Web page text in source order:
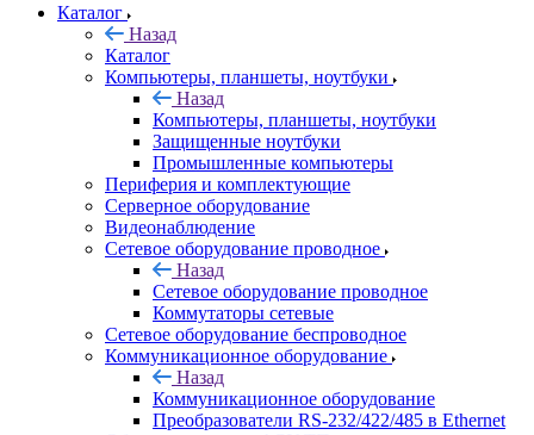
Каталог
Назад
Каталог
Компьютеры, планшеты, ноутбуки
Назад
Компьютеры, планшеты, ноутбуки
Защищенные ноутбуки
Промышленные компьютеры
Периферия и комплектующие
Серверное оборудование
Видеонаблюдение
Сетевое оборудование проводное
Назад
Сетевое оборудование проводное
Коммутаторы сетевые
Сетевое оборудование беспроводное
Коммуникационное оборудование
Назад
Коммуникационное оборудование
Преобразователи RS-232/422/485 в Ethernet